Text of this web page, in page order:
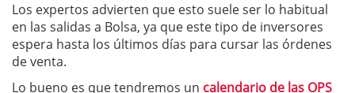
Los expertos advierten que esto suele ser lo habitual
en las salidas a Bolsa, ya que este tipo de inversores
espera hasta los últimos días para cursar las órdenes
de venta.
Lo bueno es que tendremos un calendario de las OPS